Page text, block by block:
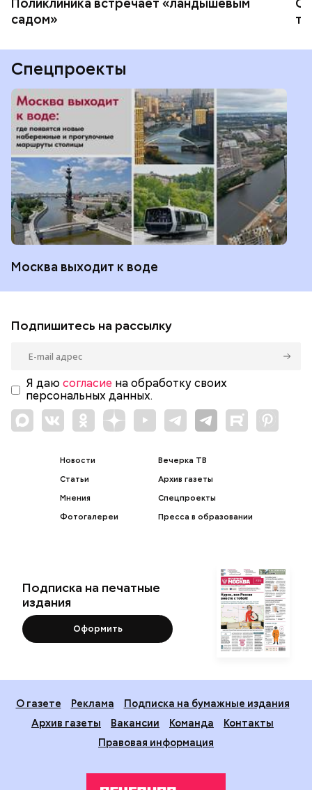
Поликлиника встречает «ландышевым
садом»
Спецпроекты
Москва выходит к воде
Подпишитесь на рассылку
Я даю согласие на обработку своих
персональных данных.
Новости
Статьи
Мнения
Фотогалереи
Вечерка ТВ
Архив газеты
Спецпроекты
Пресса в образовании
Подписка на печатные
издания
Оформить
О газете Реклама
Подписка на бумажные издания
Архив газеты
Вакансии Команда
Контакты
Правовая информация